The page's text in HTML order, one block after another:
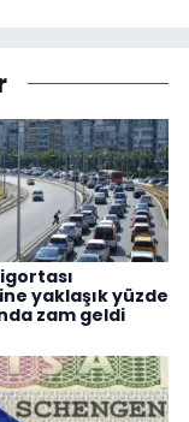
yaklaşık yüzde
zam geldi